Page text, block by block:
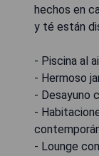
hechos en
y té están
- Piscina al
- Hermoso
- Desayuno
-
- Lounge